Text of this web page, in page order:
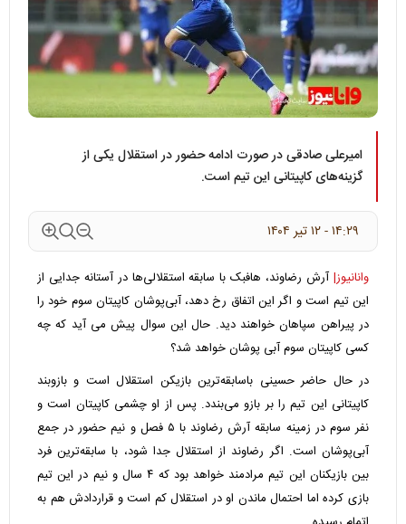
امیرعلی صادقی در صورت ادامه حضور در استقلال یکی از
گزینه‌های کاپیتانی این تیم است.
۱۴:۲۹ - ۱۲ تير ۱۴۰۴
وانانیوز| آرش رضاوند، هافبک با سابقه استقلالی‌ها در آستانه جدایی از
این تیم است و اگر این اتفاق رخ دهد، آبی‌پوشان کاپیتان سوم خود را
در پیراهن سپاهان خواهند دید. حال این سوال پیش می آید که چه
کسی کاپیتان سوم آبی پوشان خواهد شد؟
در حال حاضر حسینی باسابقه‌ترین بازیکن استقلال است و بازوبند
کاپیتانی این تیم را بر بازو می‌بندد. پس از او چشمی کاپیتان است و
نفر سوم در زمینه سابقه آرش رضاوند با ۵ فصل و نیم حضور در جمع
آبی‌پوشان است. اگر رضاوند از استقلال جدا شود، با سابقه‌ترین فرد
بین بازیکنان این تیم مرادمند خواهد بود که ۴ سال و نیم در این تیم
بازی کرده اما احتمال ماندن او در استقلال کم است و قراردادش هم به